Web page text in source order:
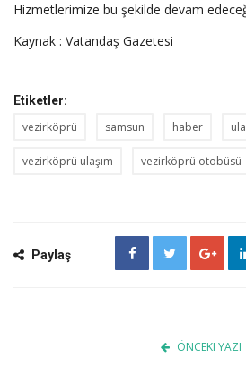
Hizmetlerimize bu şekilde devam
Kaynak : Vatandaş Gazetesi
Etiketler:
vezirköprü samsun haber
vezirköprü ulaşım vezirköprü otobüsü
Paylaş
ÖNCEKI YAZI